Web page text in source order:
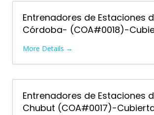
Entrenadores de Estaciones
Córdoba- (COA#0018)-
More Details
Entrenadores de Estaciones
Chubut (COA#0017)-